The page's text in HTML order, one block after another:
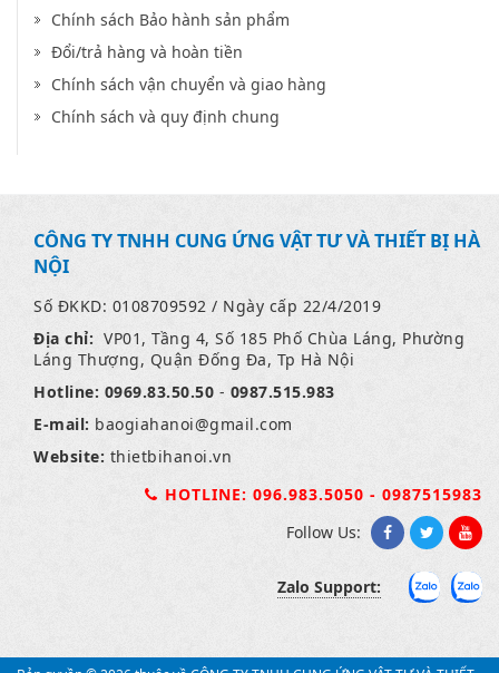
Chính sách Bảo hành sản phẩm
Đổi/trả hàng và hoàn tiền
Chính sách vận chuyển và giao hàng
Chính sách và quy định chung
CÔNG TY TNHH CUNG ỨNG VẬT TƯ VÀ THIẾT BỊ HÀ
NỘI
Số ĐKKD: 0108709592 / Ngày cấp 22/4/2019
Địa chỉ: VP01, Tầng 4, Số 185 Phố Chùa Láng, Phường
Láng Thượng, Quận Đống Đa, Tp Hà Nội
Hotline: 0969.83.50.50 - 0987.515.983
E-mail: baogiahanoi@gmail.com
Website: thietbihanoi.vn
HOTLINE: 096.983.5050 - 0987515983
Follow Us:
Zalo Support: